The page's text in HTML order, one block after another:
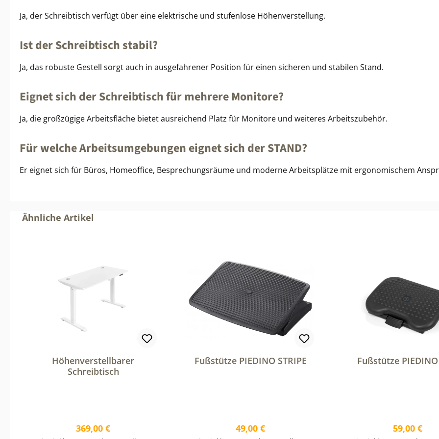
Ja, der Schreibtisch verfügt über eine elektrische und stufenlose Höhenverstellung.
Ist der Schreibtisch stabil?
Ja, das robuste Gestell sorgt auch in ausgefahrener Position für einen sicheren und stabilen Stand.
Eignet sich der Schreibtisch für mehrere Monitore?
Ja, die großzügige Arbeitsfläche bietet ausreichend Platz für Monitore und weiteres Arbeitszubehör.
Für welche Arbeitsumgebungen eignet sich der STAND?
Er eignet sich für Büros, Homeoffice, Besprechungsräume und moderne Arbeitsplätze mit ergonomischem
Produktgalerie überspringen
Ähnliche Artikel
Höhenverstellbarer
Schreibtisch
Regulärer Preis:
369,00 €
Fußstütze PIEDINO STRIPE
Regulärer Preis:
49,00 €
Fußstütze
Regulärer
59,00 €